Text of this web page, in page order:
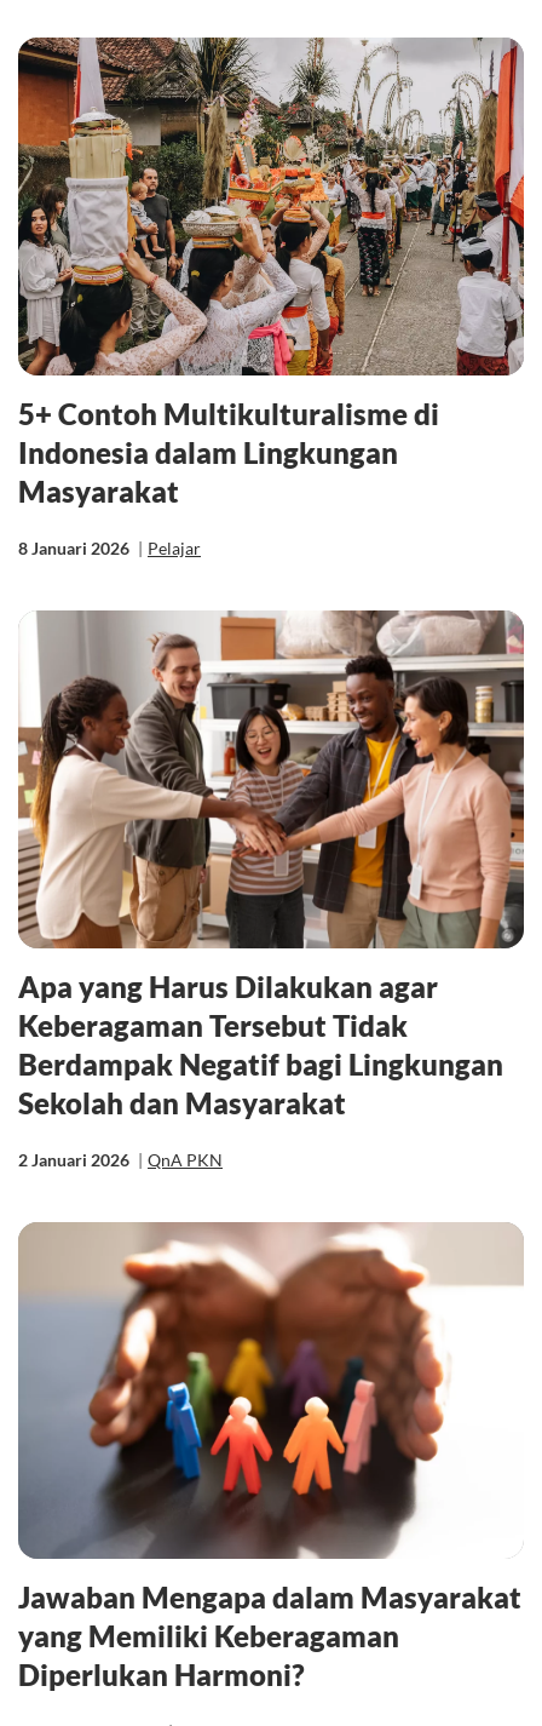
5+ Contoh Multikulturalisme di
Indonesia dalam Lingkungan
Masyarakat
8 Januari 2026 | Pelajar
Apa yang Harus Dilakukan agar
Keberagaman Tersebut Tidak
Berdampak Negatif bagi Lingkungan
Sekolah dan Masyarakat
2 Januari 2026 | QnA PKN
Jawaban Mengapa dalam Masyarakat
yang Memiliki Keberagaman
Diperlukan Harmoni?